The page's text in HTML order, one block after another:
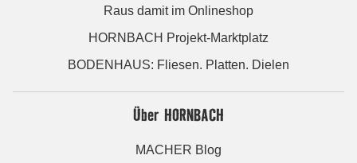
Raus damit im Onlineshop
HORNBACH Projekt-Marktplatz
BODENHAUS: Fliesen. Platten. Dielen
Über HORNBACH
MACHER Blog